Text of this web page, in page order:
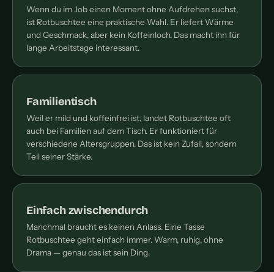
Wenn du im Job einen Moment ohne Aufdrehen suchst,
ist Rotbuschtee eine praktische Wahl. Er liefert Wärme
und Geschmack, aber kein Koffeinloch. Das macht ihn für
lange Arbeitstage interessant.
Familientisch
Weil er mild und koffeinfrei ist, landet Rotbuschtee oft
auch bei Familien auf dem Tisch. Er funktioniert für
verschiedene Altersgruppen. Das ist kein Zufall, sondern
Teil seiner Stärke.
Einfach zwischendurch
Manchmal braucht es keinen Anlass. Eine Tasse
Rotbuschtee geht einfach immer. Warm, ruhig, ohne
Drama — genau das ist sein Ding.